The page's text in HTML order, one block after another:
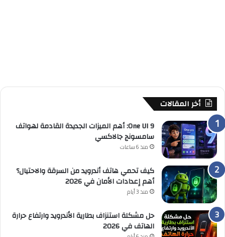
أخر المقالات
One UI 9: أهم الميزات الجديدة القادمة لهواتف
سامسونج جالاكسي
منذ 6 ساعات
كيف تحمي هاتف أندرويد من السرقة والاحتيال؟
أهم إعدادات الأمان في 2026
منذ 3 أيام
حل مشكلة استنزاف بطارية الأندرويد وارتفاع حرارة
الهاتف في 2026